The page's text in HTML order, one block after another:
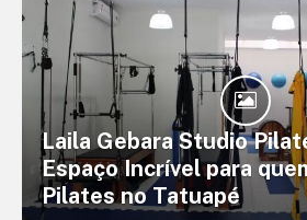
Laila Gebara Studio
Espaço Incrível para
Pilates no Tatuapé